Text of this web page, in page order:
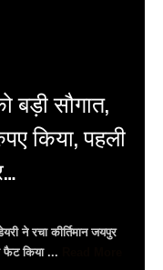
ही
में विशेष सत्र
की जानकारी
कैंसर पर जागरूकता सत्र